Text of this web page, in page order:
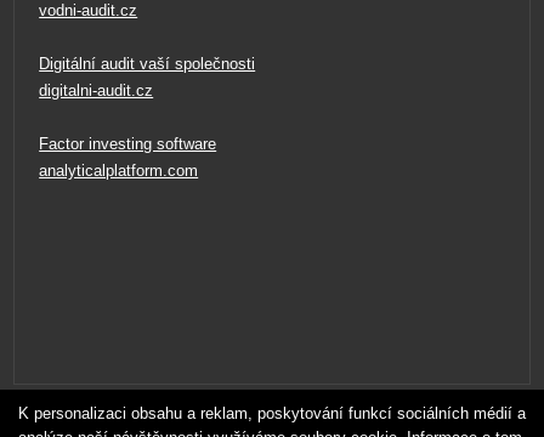
vodni-audit.cz
Digitální audit vaší společnosti
digitalni-audit.cz
Factor investing software
analyticalplatform.com
Veškeré materiály na těchto stránkách nesmí být zveřejněny nebo
redistribuovány bez povolení.
K personalizaci obsahu a reklam, poskytování funkcí sociálních médií a